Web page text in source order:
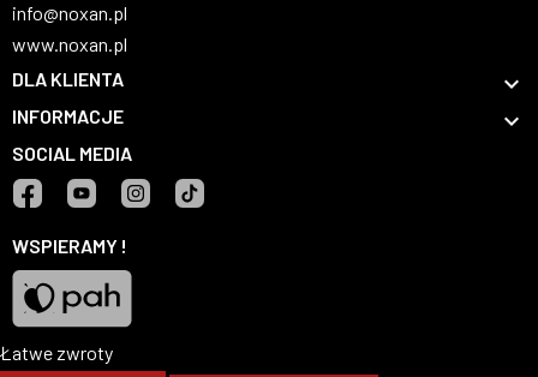
info@noxan.pl
www.noxan.pl
DLA KLIENTA

INFORMACJE 
SOCIAL MEDIA
WSPIERAMY !
Pah
Łatwe zwroty